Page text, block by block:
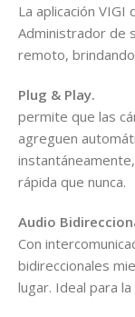
La aplicación
Administrador de
remoto,
Plug & Play.
permite que las
agreguen
rápida que nunca.
Audio
Con
bidireccionales
lugar. Ideal para